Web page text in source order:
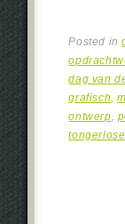
Posted in
dag van
grafisch ,
ontwerp